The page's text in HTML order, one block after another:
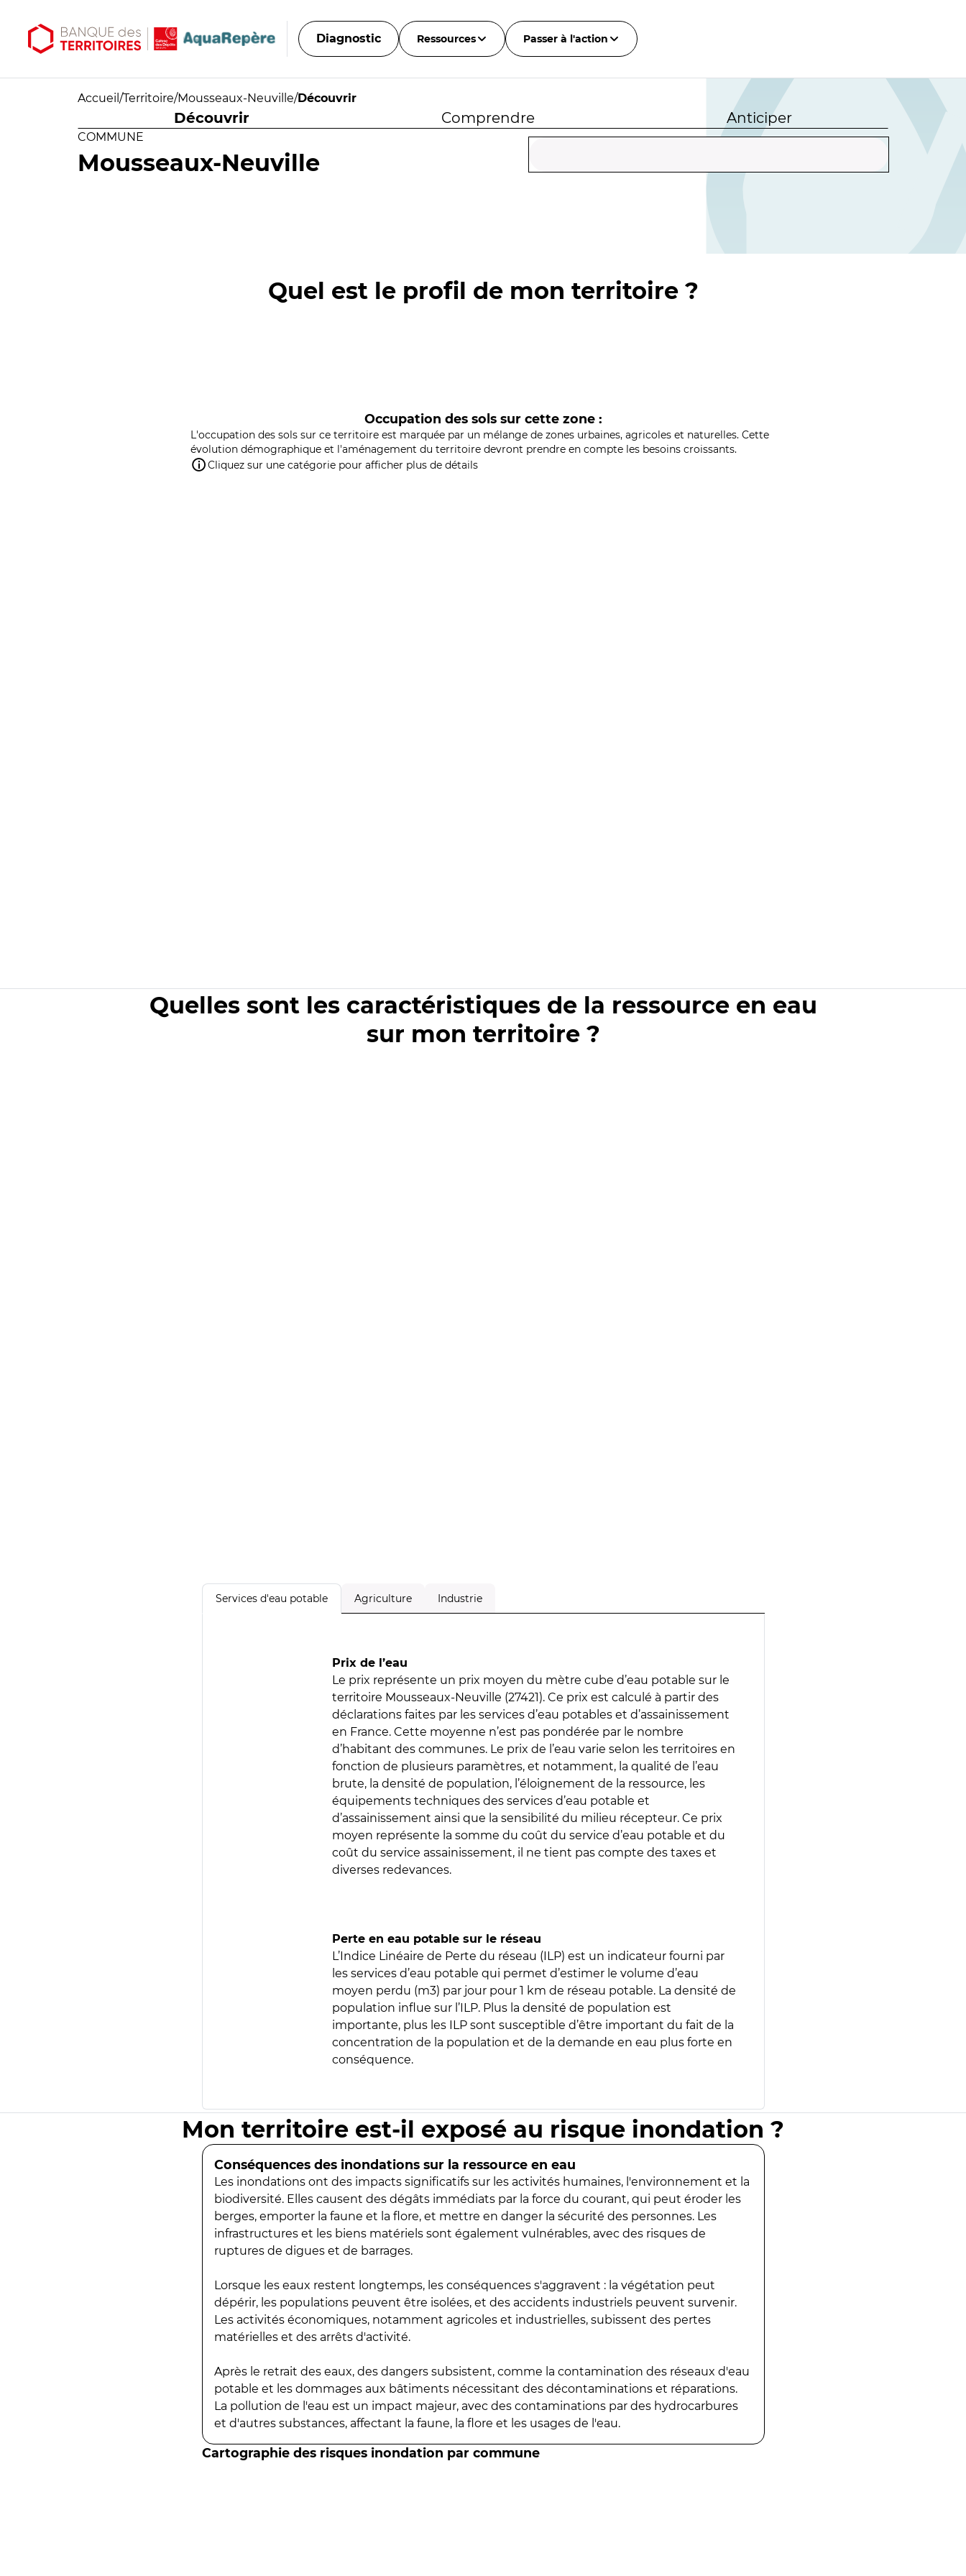
Diagnostic Ressources Passer à l'action
Accueil /Territoire/Mousseaux-Neuville/Découvrir
Découvrir Comprendre Anticiper
COMMUNE
Mousseaux-Neuville
Quel est le profil de mon territoire ?
Occupation des sols sur cette zone :
L'occupation des sols sur ce territoire est marquée par un mélange de zones urbaines, agricoles et naturelles. Cette
évolution démographique et l'aménagement du territoire devront prendre en compte les besoins croissants.
Cliquez sur une catégorie pour afficher plus de détails
Quelles sont les caractéristiques de la ressource en eau
sur mon territoire ?
Services d'eau potable Agriculture Industrie
Prix de l’eau
Le prix représente un prix moyen du mètre cube d’eau potable sur le
territoire Mousseaux-Neuville (27421). Ce prix est calculé à partir des
déclarations faites par les services d’eau potables et d’assainissement
en France. Cette moyenne n’est pas pondérée par le nombre
d’habitant des communes. Le prix de l’eau varie selon les territoires en
fonction de plusieurs paramètres, et notamment, la qualité de l’eau
brute, la densité de population, l’éloignement de la ressource, les
équipements techniques des services d’eau potable et
d’assainissement ainsi que la sensibilité du milieu récepteur. Ce prix
moyen représente la somme du coût du service d’eau potable et du
coût du service assainissement, il ne tient pas compte des taxes et
diverses redevances.
Perte en eau potable sur le réseau
L’Indice Linéaire de Perte du réseau (ILP) est un indicateur fourni par
les services d’eau potable qui permet d’estimer le volume d’eau
moyen perdu (m3) par jour pour 1 km de réseau potable. La densité de
population influe sur l’ILP. Plus la densité de population est
importante, plus les ILP sont susceptible d’être important du fait de la
concentration de la population et de la demande en eau plus forte en
conséquence.
Mon territoire est-il exposé au risque inondation ?
Conséquences des inondations sur la ressource en eau
Les inondations ont des impacts significatifs sur les activités humaines, l'environnement et la
biodiversité. Elles causent des dégâts immédiats par la force du courant, qui peut éroder les
berges, emporter la faune et la flore, et mettre en danger la sécurité des personnes. Les
infrastructures et les biens matériels sont également vulnérables, avec des risques de
ruptures de digues et de barrages.
Lorsque les eaux restent longtemps, les conséquences s'aggravent : la végétation peut
dépérir, les populations peuvent être isolées, et des accidents industriels peuvent survenir.
Les activités économiques, notamment agricoles et industrielles, subissent des pertes
matérielles et des arrêts d'activité.
Après le retrait des eaux, des dangers subsistent, comme la contamination des réseaux d'eau
potable et les dommages aux bâtiments nécessitant des décontaminations et réparations.
La pollution de l'eau est un impact majeur, avec des contaminations par des hydrocarbures
et d'autres substances, affectant la faune, la flore et les usages de l'eau.
Cartographie des risques inondation par commune